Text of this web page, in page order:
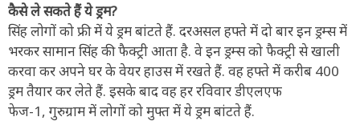
कैसे ले सकते हैं ये ड्रम?
सिंह लोगों को फ्री में ये ड्रम बांटते हैं. दरअसल हफ्ते में दो बार इन ड्रम्स में
भरकर सामान सिंह की फैक्ट्री आता है. वे इन ड्रम्स को फैक्ट्री से खाली
करवा कर अपने घर के वेयर हाउस में रखते हैं. वह हफ्ते में करीब 400
ड्रम तैयार कर लेते हैं. इसके बाद वह हर रविवार डीएलएफ
फेज-1, गुरुग्राम में लोगों को मुफ्त में ये ड्रम बांटते हैं.